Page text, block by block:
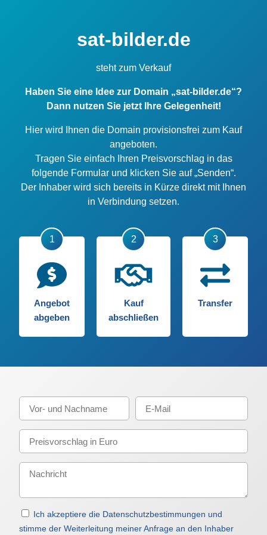
sat-bilder.de
steht zum Verkauf
Haben Sie eine Idee zur Domain „sat-bilder.de“?
Dann nutzen Sie jetzt Ihre Gelegenheit!
Hier wird Ihnen die Domain provisionsfrei zum Kauf
angeboten.
Tragen Sie einfach Ihren Preisvorschlag in das
folgende Formular und klicken Sie auf „Senden“.
Der Inhaber wird sich bereits in Kürze direkt mit Ihnen
in Verbindung setzen.
Angebot
abgeben
Kauf
abschließen
Transfer
Ich akzeptiere die Datenschutzbestimmungen und
stimme der Weiterleitung meiner Anfrage an den Inhaber